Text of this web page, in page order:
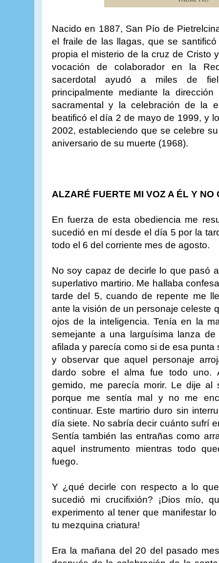
Nacido en 1887, San Pío de
el fraile de las llagas, que se
propia el misterio de la cruz de Cristo
vocación de colaborador en la
sacerdotal ayudó a miles de
principalmente mediante la
sacramental y la celebración de la
beatificó el día 2 de mayo de 1999, y
2002, estableciendo que se celebre
aniversario de su muerte (1968).
ALZARÉ FUERTE MI VOZ A ÉL Y NO
En fuerza de esta obediencia me
sucedió en mí desde el día 5 por la
todo el 6 del corriente mes de agosto.
No soy capaz de decirle lo que pasó
superlativo martirio. Me hallaba
tarde del 5, cuando de repente me
ante la visión de un personaje celeste
ojos de la inteligencia. Tenía en la
semejante a una larguísima lanza
afilada y parecía como si de esa punta
y observar que aquel personaje
dardo sobre el alma fue todo uno.
gemido, me parecía morir. Le dije al
porque me sentía mal y no me
continuar. Este martirio duro sin
día siete. No sabría decir cuánto sufrí
Sentía también las entrañas como
aquel instrumento mientras todo
fuego.
Y ¿qué decirle con respecto a lo
sucedió mi crucifixión? ¡Dios mío,
experimento al tener que manifestar
tu mezquina criatura!
Era la mañana del 20 del pasado